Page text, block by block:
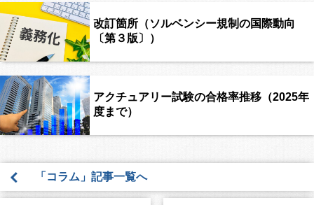
改訂箇所（ソルベンシー規制の国際動向
〔第３版〕）
アクチュアリー試験の合格率推移（2025年
度まで）
「コラム」記事一覧へ